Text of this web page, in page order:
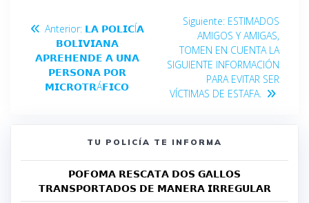
Anterior: 𝗟𝗔 𝗣𝗢𝗟𝗜𝗖Í𝗔
𝗕𝗢𝗟𝗜𝗩𝗜𝗔𝗡𝗔
𝗔𝗣𝗥𝗘𝗛𝗘𝗡𝗗𝗘 𝗔 𝗨𝗡𝗔
𝗣𝗘𝗥𝗦𝗢𝗡𝗔 𝗣𝗢𝗥
𝗠𝗜𝗖𝗥𝗢𝗧𝗥Á𝗙𝗜𝗖𝗢
Siguiente: ESTIMADOS
AMIGOS Y AMIGAS,
TOMEN EN CUENTA LA
SIGUIENTE INFORMACIÓN
PARA EVITAR SER
VÍCTIMAS DE ESTAFA.
TU POLICÍA TE INFORMA
𝗣𝗢𝗙𝗢𝗠𝗔 𝗥𝗘𝗦𝗖𝗔𝗧𝗔 𝗗𝗢𝗦 𝗚𝗔𝗟𝗟𝗢𝗦
𝗧𝗥𝗔𝗡𝗦𝗣𝗢𝗥𝗧𝗔𝗗𝗢𝗦 𝗗𝗘 𝗠𝗔𝗡𝗘𝗥𝗔 𝗜𝗥𝗥𝗘𝗚𝗨𝗟𝗔𝗥